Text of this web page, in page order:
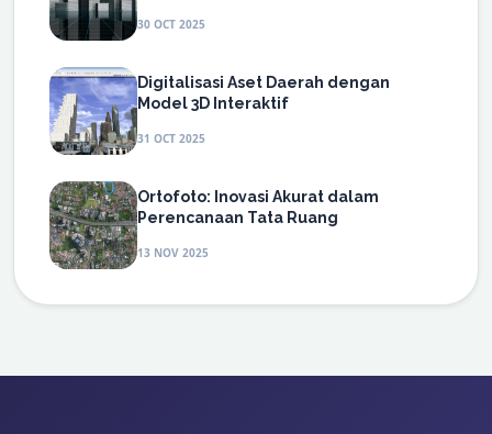
30 OCT 2025
Digitalisasi Aset Daerah dengan
Model 3D Interaktif
31 OCT 2025
Ortofoto: Inovasi Akurat dalam
Perencanaan Tata Ruang
13 NOV 2025